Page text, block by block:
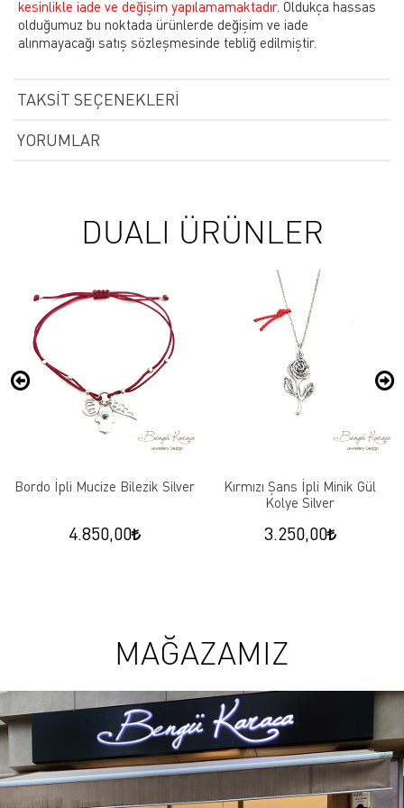
kesinlikle iade ve değişim yapılamamaktadır. Oldukça hassas
olduğumuz bu noktada ürünlerde değişim ve iade
alınmayacağı satış sözleşmesinde tebliğ edilmiştir.
TAKSIT SEÇENEKLERI
YORUMLAR
DUALI ÜRÜNLER
Bordo İpli Mucize Bilezik Silver
4.850,00
Kırmızı Şans İpli Minik Gül
Kolye Silver
3.250,00
MAĞAZAMIZ